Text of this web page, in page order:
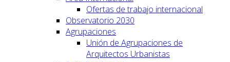
Ofertas de trabajo internacional
Observatorio 2030
Agrupaciones
Unión de Agrupaciones de
Arquitectos Urbanistas